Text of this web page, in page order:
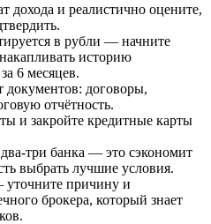
дохода и реалистично оцените,
в рубли — начните
историю
6 месяцев.
документов: договоры,
отчётность.
и закройте кредитные карты
три банка — это сэкономит
выбрать лучшие условия.
причину и
брокера, который знает